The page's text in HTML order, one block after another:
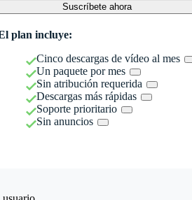
Suscríbete ahora
plan incluye:
Cinco descargas de vídeo al mes
Un paquete por mes
Sin atribución requerida
Descargas más rápidas
Soporte prioritario
Sin anuncios